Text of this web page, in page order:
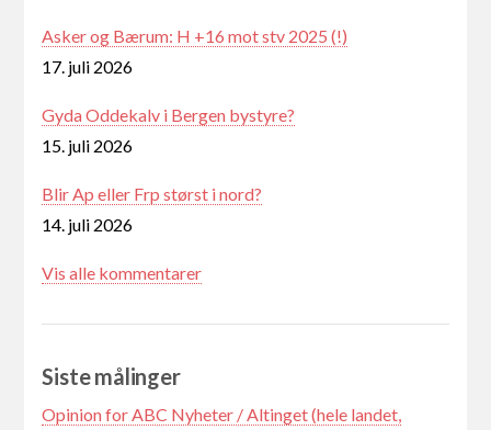
Asker og Bærum: H +16 mot stv 2025 (!)
17. juli 2026
Gyda Oddekalv i Bergen bystyre?
15. juli 2026
Blir Ap eller Frp størst i nord?
14. juli 2026
Vis alle kommentarer
Siste målinger
Opinion for ABC Nyheter / Altinget (hele landet,